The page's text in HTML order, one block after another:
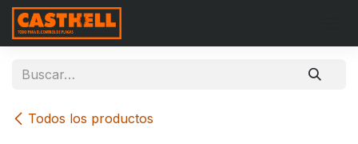
Ir al contenido
Todos los productos